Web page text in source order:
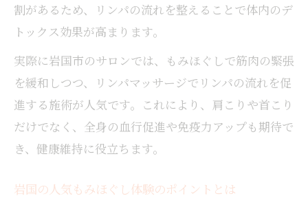
出張もみほぐしで叶うプライベートな癒し
もみほぐしで身体の疲れをしっかりリセッ
ト
岩国で人気の男性専用もみほぐし体験談
肩こり・首こり改善へ最適なケアの選び方
もみほぐしで肩こりを根本からケアする方
法
ト
割があるため、リンパの流れを整えることで体内のデ
トックス効果が高まります。
実際に岩国市のサロンでは、もみほぐしで筋肉の緊張
を緩和しつつ、リンパマッサージでリンパの流れを促
進する施術が人気です。これにより、肩こりや首こり
だけでなく、全身の血行促進や免疫力アップも期待で
き、健康維持に役立ちます。
岩国の人気もみほぐし体験のポイントとは